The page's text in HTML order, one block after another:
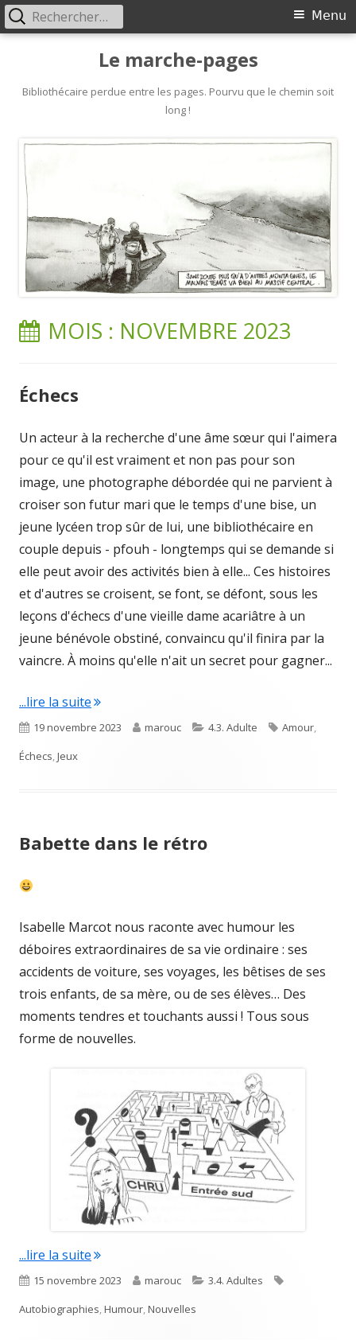
content
Le marche-pages
Bibliothécaire perdue entre les pages. Pourvu que le chemin soit
long !
Primary
Menu
Rechercher :
MOIS : NOVEMBRE 2023
Échecs
Un acteur à la recherche d'une âme sœur qui l'aimera
pour ce qu'il est vraiment et non pas pour son
image, une photographe débordée qui ne parvient à
croiser son futur mari que le temps d'une bise, un
jeune lycéen trop sûr de lui, une bibliothécaire en
couple depuis - pfouh - longtemps qui se demande si
elle peut avoir des activités bien à elle... Ces histoires
et d'autres se croisent, se font, se défont, sous les
leçons d'échecs d'une vieille dame acariâtre à un
jeune bénévole obstiné, convaincu qu'il finira par la
vaincre. À moins qu'elle n'ait un secret pour gagner...
...lire la suite"Échecs"
Published
on
19 novembre 2023 Author
marouc Categories
4.3. Adulte Tags
Amour,
Échecs,Jeux
Babette dans le rétro
Isabelle Marcot nous raconte avec humour les
déboires extraordinaires de sa vie ordinaire : ses
accidents de voiture, ses voyages, les bêtises de ses
trois enfants, de sa mère, ou de ses élèves… Des
moments tendres et touchants aussi ! Tous sous
forme de nouvelles.
...lire la suite"Babette dans le rétro"
Published
on
15 novembre 2023 Author
marouc Categories
3.4. Adultes
Autobiographies,Humour,Nouvelles